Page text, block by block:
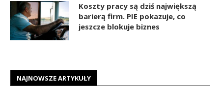
Koszty pracy są dziś największą
barierą firm. PIE pokazuje, co
jeszcze blokuje biznes
NAJNOWSZE ARTYKUŁY